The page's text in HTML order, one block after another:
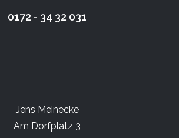
0172 - 34 32 031
Jens Meinecke
Am Dorfplatz 3